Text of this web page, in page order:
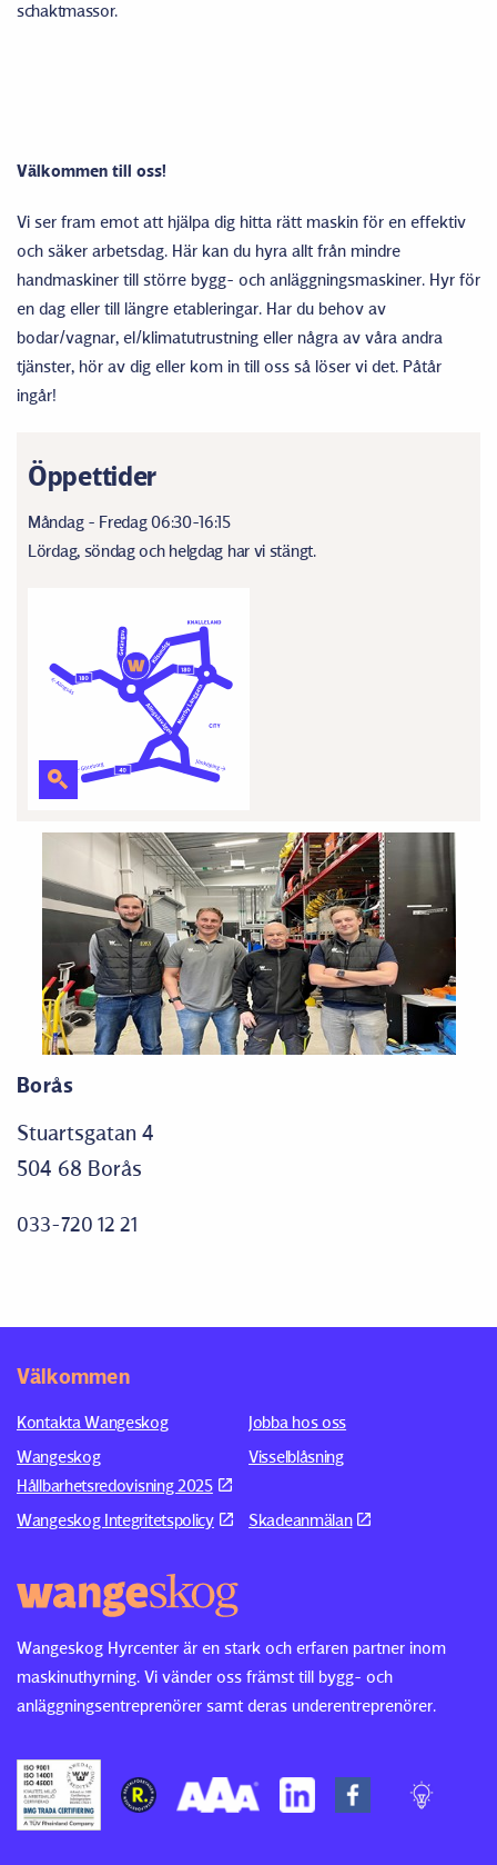
schaktmassor.
Välkommen till oss!
Vi ser fram emot att hjälpa dig hitta rätt maskin för en effektiv
och säker arbetsdag. Här kan du hyra allt från mindre
handmaskiner till större bygg- och anläggningsmaskiner. Hyr för
en dag eller till längre etableringar. Har du behov av
bodar/vagnar, el/klimatutrustning eller några av våra andra
tjänster, hör av dig eller kom in till oss så löser vi det. Påtår
ingår!
Öppettider
Måndag - Fredag 06:30-16:15
Lördag, söndag och helgdag har vi stängt.
Borås
Stuartsgatan 4
504 68 Borås
033-720 12 21
Wangeskog Hyrcenter är en stark och erfaren partner inom
maskinuthyrning. Vi vänder oss främst till bygg- och
anläggningsentreprenörer samt deras underentreprenörer.
Välkommen
Kontakta Wangeskog
Jobba hos oss
Wangeskog
Hållbarhetsredovisning 2025
Visselblåsning
Wangeskog Integritetspolicy Skadeanmälan